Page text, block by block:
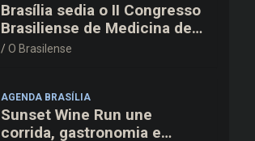
Brasília sedia o II Congresso
Brasiliense de Medicina de
Família e Comunidade na
O Brasilense
AGENDA BRASÍLIA
Sunset Wine Run une
corrida, gastronomia e